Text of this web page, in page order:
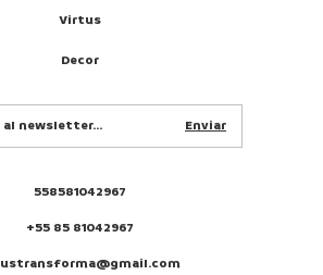
Virtus
Decor
558581042967
+55 85 81042967